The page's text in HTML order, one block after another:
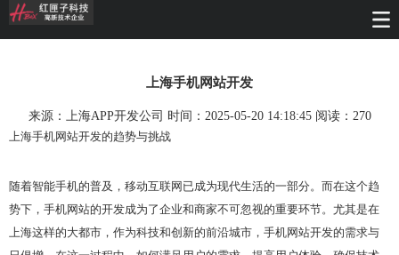
上海手机网站开发
来源：上海APP开发公司 时间：2025-05-20 14:18:45 阅读： 270
上海手机网站开发的趋势与挑战
随着智能手机的普及，移动互联网已成为现代生活的一部分。而在这个趋
势下，手机网站的开发成为了企业和商家不可忽视的重要环节。尤其是在
上海这样的大都市，作为科技和创新的前沿城市，手机网站开发的需求与